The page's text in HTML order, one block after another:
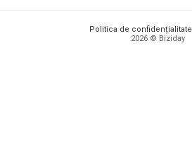
Politica de confidențialitate
2026 © Biziday